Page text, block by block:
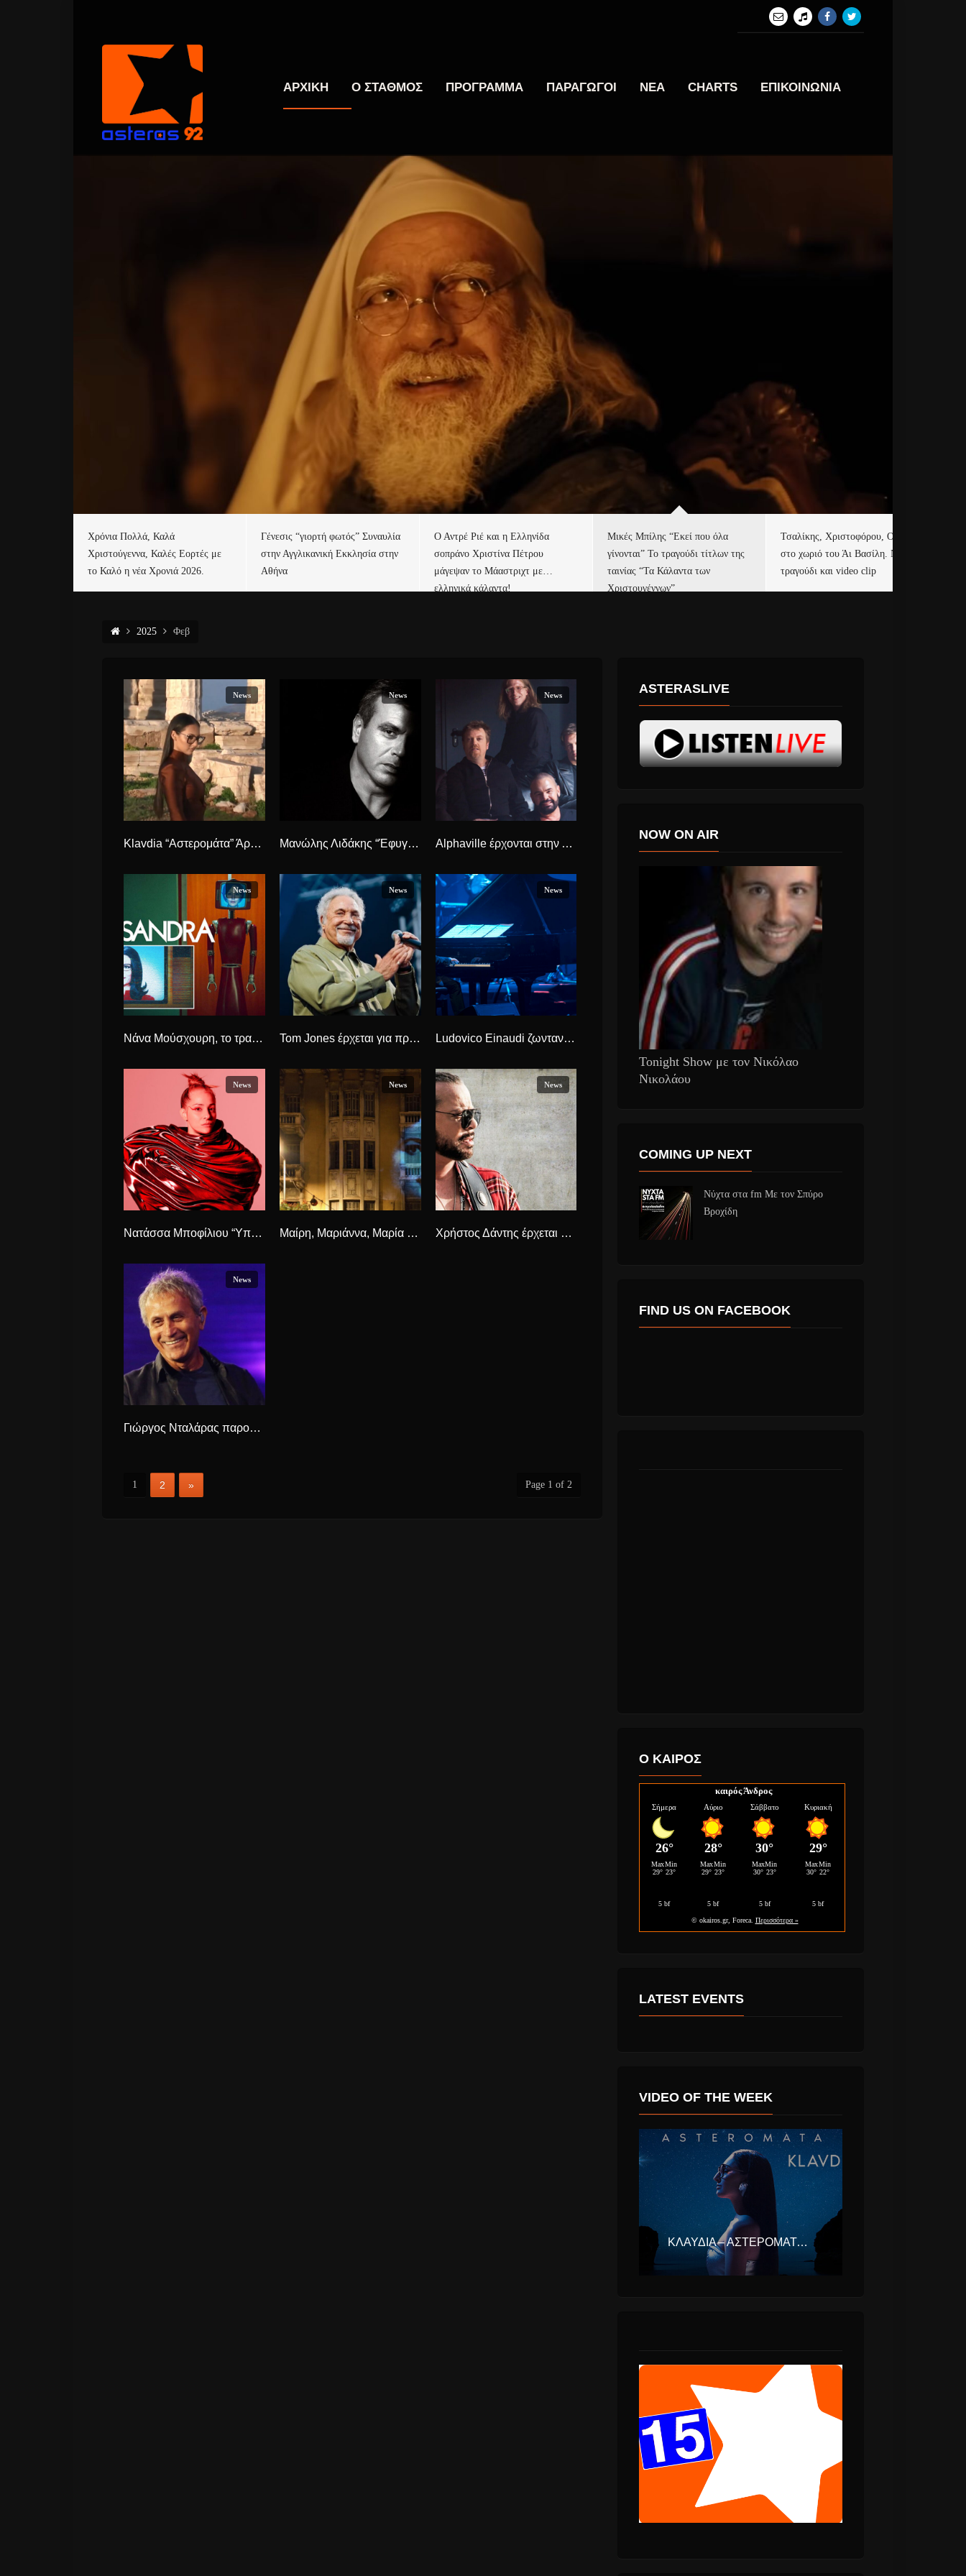
ΑΡΧΙΚΗ Ο ΣΤΑΘΜΟΣ ΠΡΟΓΡΑΜΜΑ ΠΑΡΑΓΩΓΟΙ ΝΕΑ CHARTS ΕΠΙΚΟΙΝΩΝΙΑ
Χρόνια Πολλά, Καλά
Χριστούγεννα, Καλές Εορτές με
το Καλό η νέα Χρονιά 2026.
Γένεσις “γιορτή φωτός” Συναυλία
στην Αγγλικανική Εκκλησία στην
Αθήνα
Ο Αντρέ Ριέ και η Ελληνίδα
σοπράνο Χριστίνα Πέτρου
μάγεψαν το Μάαστριχτ με…
ελληνικά κάλαντα!
Μικές Μπίλης “Εκεί που όλα
γίνονται” Το τραγούδι τίτλων της
ταινίας “Τα Κάλαντα των
Χριστουγέννων”
Τσαλίκης, Χριστοφόρου, ONE
στο χωριό του Άι Βασίλη. Νέο
τραγούδι και video clip
2025 Φεβ
News
Klavdia “Αστερομάτα” Άρχισαν τα γυρίσματα του videoclip που θα εκπροσωπήσει την Ελλάδα στην Eurovision.
News
Μανώλης Λιδάκης “Έφυγε” ξαφνικά σε ηλικία 64 ετών
News
Alphaville έρχονται στην Αθήνα για μια συναυλία το Σάββατο 15 Μαρτίου.
News
Νάνα Μούσχουρη, το τραγούδι της που 50 χρόνια μετά την κυκλοφορία του, γίνεται επιτυχία
News
Tom Jones έρχεται για πρώτη φορά στην Αθήνα στις 21 Ιουνίου στο Δημοτικό Θέατρο Λυκαβηττού.
News
Ludovico Einaudi ζωντανά στο Καλλιμάρμαρο στις 26 Σεπτεμβρίου
News
Νατάσσα Μποφίλιου “Υπόστεγο” Το instant classic single της
News
Μαίρη, Μαριάννα, Μαρία Ντοκιμαντέρ για τα άγνωστα ελληνικά χρόνια της Κάλλας, σε επιλεγμένους Κινηματογράφους από 13 ως 19/02
News
Χρήστος Δάντης έρχεται στην Άνδρο, για ένα μοναδικό live, στον Πολυχώρο Όρμου Κορθίου.
News
Γιώργος Νταλάρας παρουσιάζει το νέο τραγούδι “Ελενίτσα”
Page 1 of 2
1 2 »
ASTERASLIVE
NOW ON AIR
Tonight Show με τον Νικόλαο
Νικολάου
COMING UP NEXT
Νύχτα στα fm Με τον Σπύρο
Βροχίδη
FIND US ON FACEBOOK
Ο ΚΑΙΡΟΣ
καιρός Άνδρος
LATEST EVENTS
VIDEO OF THE WEEK
ΚΛΑΥΔΊΑ – ΑΣΤΕΡΟΜΆΤΑ (EUROVISION ΕΛΛΆΔΑ 2025)